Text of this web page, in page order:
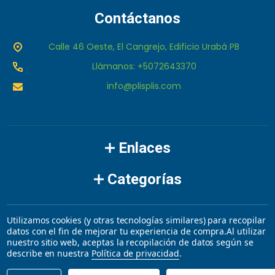
Contáctanos
Calle 46 Oeste, El Cangrejo, Edificio Urabá PB
Llámanos: +5072643370
info@plisplis.com
Enlaces
Categorías
Marcas
©2026 plisplis.
Utilizamos cookies (y otras tecnologías similares) para recopilar
datos con el fin de mejorar tu experiencia de compra.Al utilizar
nuestro sitio web, aceptas la recopilación de datos según se
describe en nuestra Política de privacidad.